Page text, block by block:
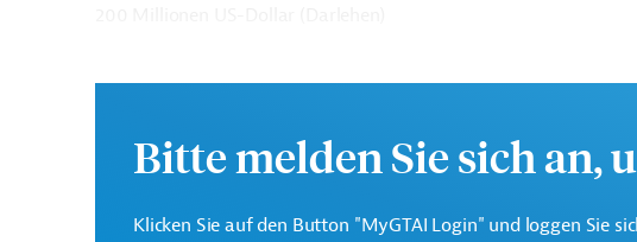
Asiatische
Bitte melden Sie sich an,
Klicken Sie auf den Button "MyGTAI Login" und loggen Sie